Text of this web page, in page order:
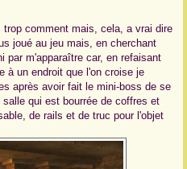
comment mais, cela, a vrai dire
joué au jeu mais, en cherchant
par m'apparaître car, en refaisant
à un endroit que l'on croise je
après avoir fait le mini-boss de se
qui est bourrée de coffres et
de rails et de truc pour l'objet